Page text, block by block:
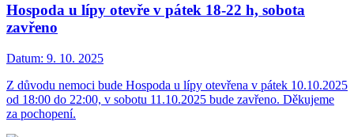
Hospoda u lípy otevře v pátek 18-22 h, sobota
zavřeno
Datum: 9. 10. 2025
Z důvodu nemoci bude Hospoda u lípy otevřena v pátek 10.10.2025
od 18:00 do 22:00, v sobotu 11.10.2025 bude zavřeno. Děkujeme
za pochopení.